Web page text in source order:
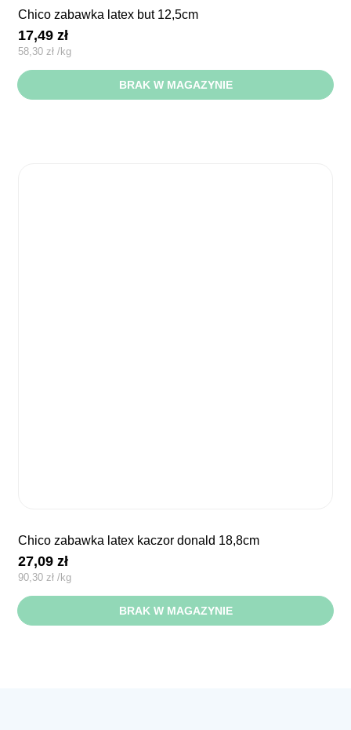
chico zabawka latex but 12,5cm
17,49zł
58,30zł /kg
BRAK W MAGAZYNIE
chico zabawka latex kaczor donald 18,8cm
27,09zł
90,30zł /kg
BRAK W MAGAZYNIE